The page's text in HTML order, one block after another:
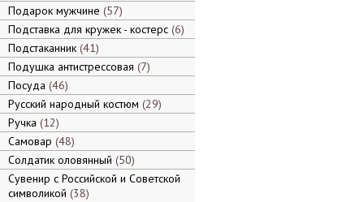
Подарок мужчине 57
Подставка для кружек - костерс 6
Подстаканник 41
Подушка антистрессовая 7
Посуда 46
Русский народный костюм 29
Ручка 12
Самовар 48
Солдатик оловянный 50
Сувенир с Российской и Советской
символикой 38